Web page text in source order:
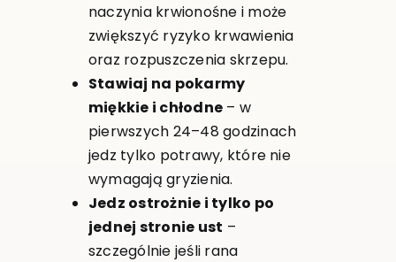
naczynia krwionośne i może
zwiększyć ryzyko krwawienia
oraz rozpuszczenia skrzepu.
Stawiaj na pokarmy
miękkie i chłodne – w
pierwszych 24–48 godzinach
jedz tylko potrawy, które nie
wymagają gryzienia.
Jedz ostrożnie i tylko po
jednej stronie ust –
szczególnie jeśli rana